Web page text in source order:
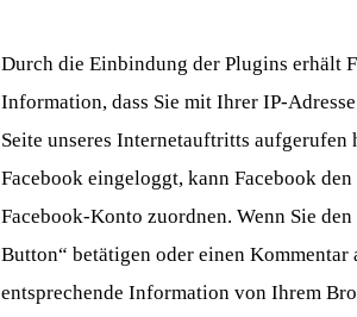
Durch die Einbindung der Plugins erhält
Information, dass Sie mit Ihrer IP-
Seite unseres Internetauftritts aufgerufen
Facebook eingeloggt, kann Facebook
Facebook-Konto zuordnen. Wenn Sie
Button“ betätigen oder einen Kommentar
entsprechende Information von Ihrem